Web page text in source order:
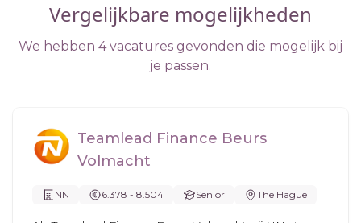
Vergelijkbare mogelijkheden
We hebben 4 vacatures gevonden die mogelijk bij
je passen.
Teamlead Finance Beurs
Volmacht
NN 6.378 - 8.504 Senior The Hague